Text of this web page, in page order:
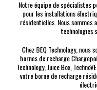
Notre équipe de spécialistes
pour les installations
résidentielles. Nous
technologies
Chez BEQ Technology,
bornes de recharge
Technology, Juice Box,
votre borne de recharge